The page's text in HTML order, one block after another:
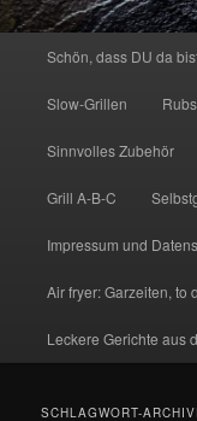
Schön, dass DU da
Slow-Grillen
Sinnvolles Zubehör
Grill A-B-C
Impressum und
Air fryer: Garzeiten, to
Leckere Gerichte aus
SCHLAGWORT-